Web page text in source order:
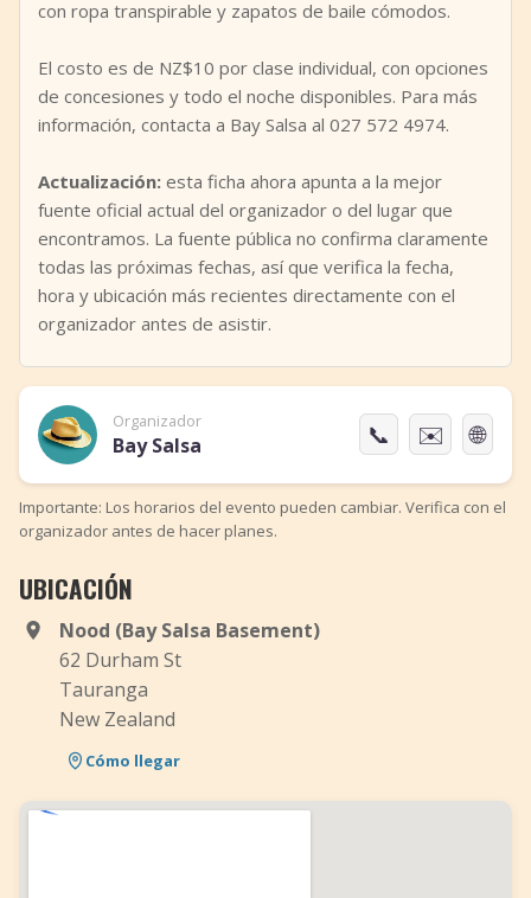
con ropa transpirable y zapatos de baile cómodos.
El costo es de NZ$10 por clase individual, con opciones
de concesiones y todo el noche disponibles. Para más
información, contacta a Bay Salsa al 027 572 4974.
Actualización: esta ficha ahora apunta a la mejor
fuente oficial actual del organizador o del lugar que
encontramos. La fuente pública no confirma claramente
todas las próximas fechas, así que verifica la fecha,
hora y ubicación más recientes directamente con el
organizador antes de asistir.
Organizador
Bay Salsa 📞 ✉️ 🌐
Importante: Los horarios del evento pueden cambiar. Verifica con el
organizador antes de hacer planes.
UBICACIÓN
Nood (Bay Salsa Basement)
62 Durham St
Tauranga
New Zealand
Cómo llegar